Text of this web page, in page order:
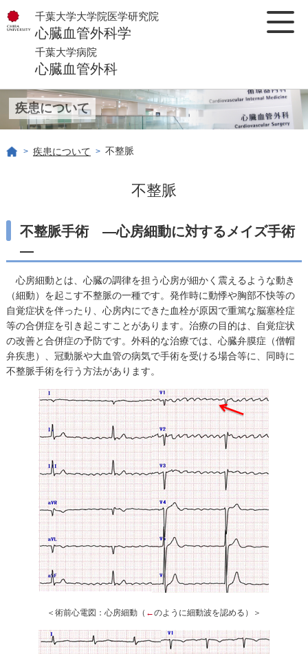
千葉大学大学院医学研究院
心臓血管外科学
千葉大学病院
心臓血管外科
疾患について
> 疾患について > 不整脈
不整脈
不整脈手術 —心房細動に対するメイズ手術
—
心房細動とは、心臓の調律を担う心房が細かく震えるような動き
（細動）を起こす不整脈の一種です。発作時に動悸や胸部不快等の
自覚症状を伴ったり、心房内にできた血栓が原因で重篤な脳塞栓症
等の合併症を引き起こすことがあります。治療の目的は、自覚症状
の改善と合併症の予防です。外科的な治療では、心臓弁膜症（僧帽
弁疾患）、冠動脈や大血管の病気で手術を受ける場合等に、同時に
不整脈手術を行う方法があります。
＜術前心電図：心房細動（ ←のように細動波を認める）＞